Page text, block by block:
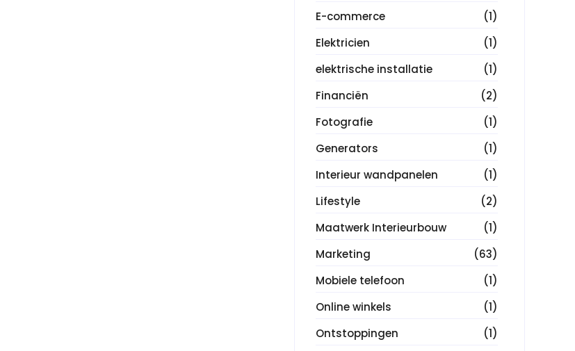
E-commerce
(1)
Elektricien
(1)
elektrische installatie
(1)
Financiën
(2)
Fotografie
(1)
Generators
(1)
Interieur wandpanelen
(1)
Lifestyle
(2)
Maatwerk Interieurbouw
(1)
Marketing
(63)
Mobiele telefoon
(1)
Online winkels
(1)
Ontstoppingen
(1)